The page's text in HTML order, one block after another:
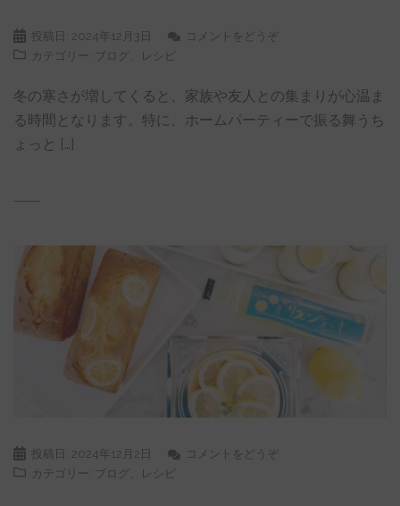
投稿日: 2024年12月3日
コメントをどうぞ
カテゴリー:
ブログ レシピ
冬の寒さが増してくると、家族や友人との集まりが心温ま
る時間となります。特に、ホームパーティーで振る舞うち
ょっと […]
投稿日: 2024年12月2日
コメントをどうぞ
カテゴリー:
ブログ レシピ